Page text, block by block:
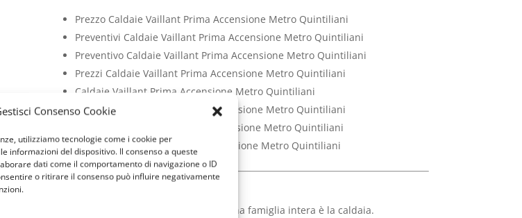
Consenso Cookie
utilizziamo tecnologie come i cookie per
informazioni del dispositivo. Il consenso a queste
dati come il comportamento di navigazione o ID
o ritirare il consenso può influire negativamente
Prezzo Caldaie Vaillant Prima Accensione Metro Quintiliani
Preventivi Caldaie Vaillant Prima Accensione Metro Quintiliani
Preventivo Caldaie Vaillant Prima Accensione Metro Quintiliani
Prezzi Caldaie Vaillant Prima Accensione Metro Quintiliani
Caldaie Vaillant Prima Accensione Metro Quintiliani
Prezzi Caldaie Vaillant Prima Accensione Metro Quintiliani
Costo Caldaie Vaillant Prima Accensione Metro Quintiliani
Costi Caldaie Vaillant Prima Accensione Metro Quintiliani
e fondamentali per una singola persona o una famiglia intera è la caldaia.